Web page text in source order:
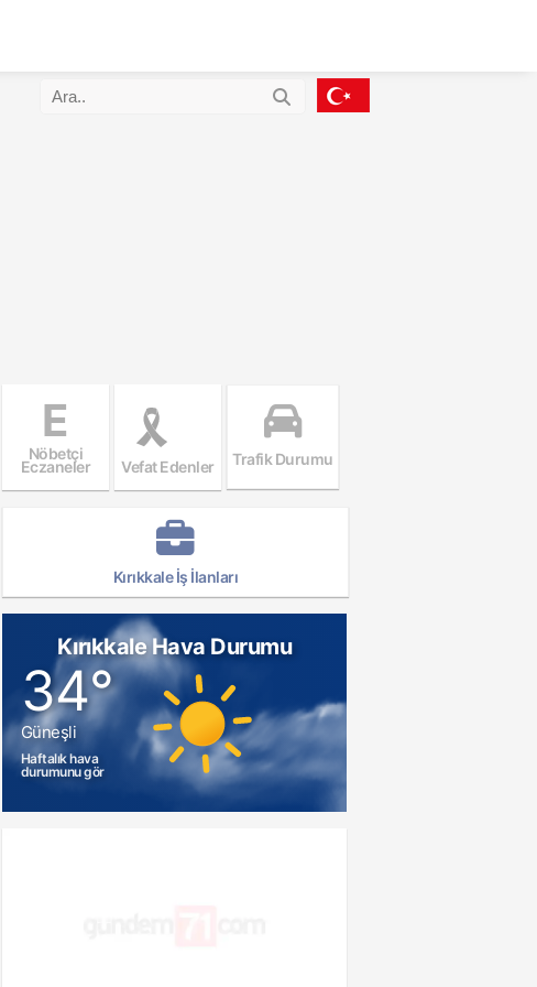
E
Nöbetçi
Eczaneler Vefat Edenler Trafik Durumu
Kırıkkale İş İlanları
Kırıkkale Hava Durumu
34°
Güneşli
Haftalık hava
durumunu gör